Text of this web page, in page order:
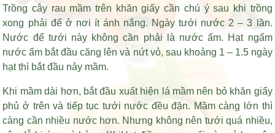
Trồng cây rau mầm trên khăn giấy cần chú ý sau khi trồng
xong phải để ở nơi ít ánh nắng. Ngày tưới nước 2 – 3 lần.
Nước để tưới này không cần phải là nước ấm. Hạt ngấm
nước ấm bắt đầu căng lên và nứt vỏ, sau khoảng 1 – 1.5 ngày
hạt thì bắt đầu nảy mầm.
Khi mầm dài hơn, bắt đầu xuất hiện lá mầm nên bỏ khăn giấy
phủ ở trên và tiếp tục tưới nước đều đặn. Mầm càng lớn thì
càng cần nhiều nước hơn. Nhưng không nên tưới quá nhiều,